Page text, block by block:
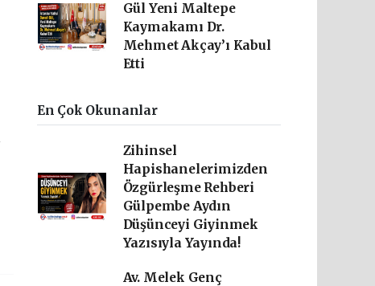
Gül Yeni Maltepe
Kaymakamı Dr.
Mehmet Akçay’ı Kabul
Etti
En Çok Okunanlar
Zihinsel
Hapishanelerimizden
Özgürleşme Rehberi
Gülpembe Aydın
Düşünceyi Giyinmek
Yazısıyla Yayında!
Av. Melek Genç